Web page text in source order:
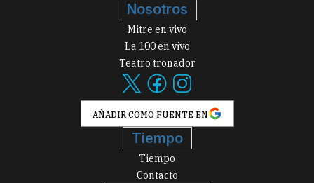
Nosotros
Mitre en vivo
La 100 en vivo
Teatro tronador
AÑADIR COMO FUENTE EN
Tiempo
Tiempo
Contacto